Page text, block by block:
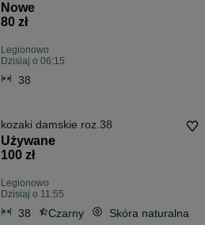
Nowe
80 zł
Legionowo
Dzisiaj o 06:15
38
kozaki damskie roz.38
Używane
100 zł
Legionowo
Dzisiaj o 11:55
38 Czarny Skóra naturalna